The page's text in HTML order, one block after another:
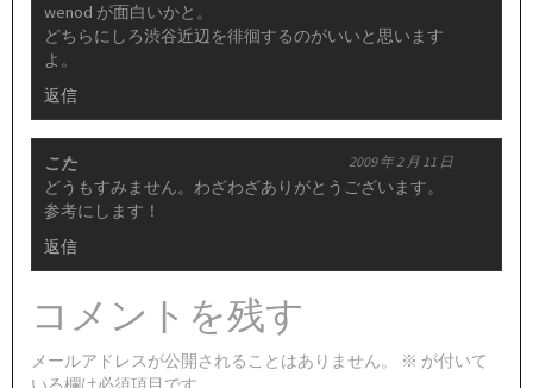
wenod が面白いかと。
どちらにしろ渋谷近辺を徘徊するのがいいと思います
よ。
返信
こた 2009 年 2 月 11 日
どうもすみません。わざわざありがとうございます。
参考にします！
返信
コメントを残す
メールアドレスが公開されることはありません。 ※ が付いて